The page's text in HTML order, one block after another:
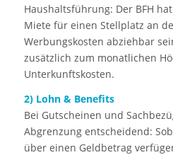
Haushaltsführung: Der BFH
Miete für einen Stellplatz an
Werbungskosten abziehbar
zusätzlich zum monatlichen
Unterkunftskosten.
2) Lohn & Benefits
Bei Gutscheinen und
Abgrenzung entscheidend:
über einen Geldbetrag